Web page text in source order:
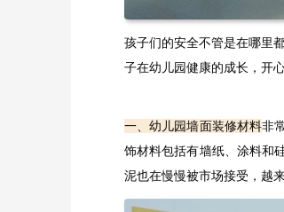
孩子们的安全不管是在哪里
子在幼儿园健康的成长，开
一、幼儿园墙面装修材料非
饰材料包括有墙纸、涂料和
泥也在慢慢被市场接受，越